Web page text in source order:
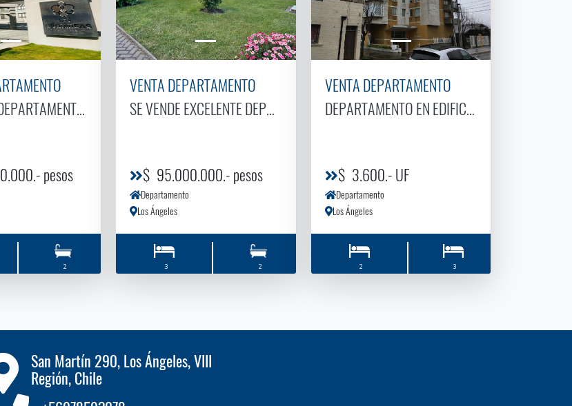
2
CONDOMINIO LOS CONQUISTADORES
pesos
2
VENTA DEPARTAMENTO
SE VENDE EXCELENTE DEPARTAMENTO EN CONDOMINIO LOS ENCINOS
$ 95.000.000.- pesos
Departamento
Los Ángeles
3 2
VENTA DEPARTAMENTO
DEPARTAMENTO EN EDIFICIO ARAUCO VENTA
$ 3.600.- UF
Departamento
Los Ángeles
2 3
San Martín 290, Los Ángeles, VIII
Región, Chile